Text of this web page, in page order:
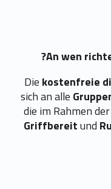
An wen
Die kostenfreie
sich an alle
die im Rahmen
Griffbereitund